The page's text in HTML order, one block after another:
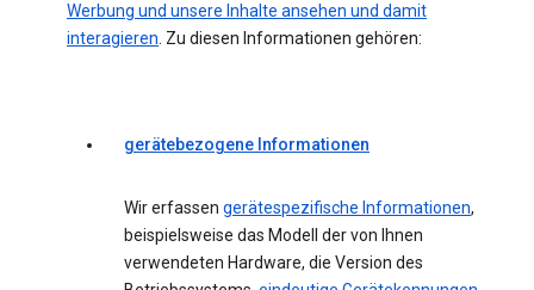
Werbung und unsere Inhalte ansehen und damit
interagieren. Zu diesen Informationen gehören:
gerätebezogene Informationen
Wir erfassen gerätespezifische Informationen,
beispielsweise das Modell der von Ihnen
verwendeten Hardware, die Version des